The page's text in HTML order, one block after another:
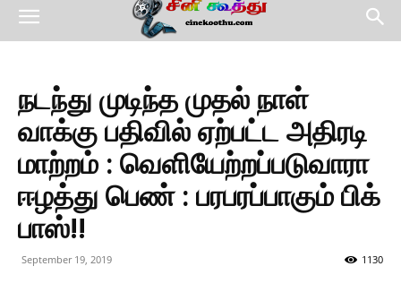
நடந்து முடிந்த முதல் நாள்
வாக்கு பதிவில் ஏற்பட்ட அதிரடி
மாற்றம் : வெளியேற்றப்படுவாரா
ஈழத்து பெண் : பரபரப்பாகும் பிக்
பாஸ்!!
September 19, 2019 1130